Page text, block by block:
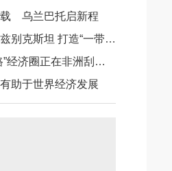
载 乌兰巴托启新程
中石油助力乌兹别克斯坦 打造“一带一路”油气合作品牌工程
中国“一带一路”经济圈正在非洲刮起猛烈旋风
助于世界经济发展